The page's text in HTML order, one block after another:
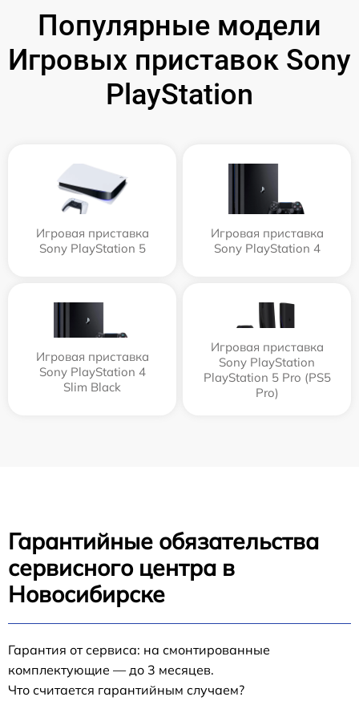
Популярные модели
Игровых приставок Sony
PlayStation
Игровая приставка
Sony PlayStation 5
Игровая приставка
Sony PlayStation 4
Игровая приставка
Sony PlayStation 4
Slim Black
Игровая приставка
Sony PlayStation
PlayStation 5 Pro (PS5
Pro)
Гарантийные обязательства
сервисного центра в
Новосибирске
Гарантия от сервиса: на смонтированные
комплектующие — до 3 месяцев.
Что считается гарантийным случаем?